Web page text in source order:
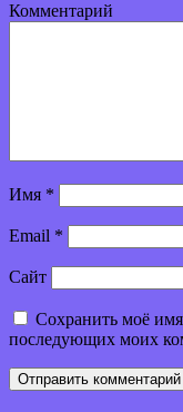
Комментарий
Имя *
Email *
Сайт
Сохранить моё
последующих моих